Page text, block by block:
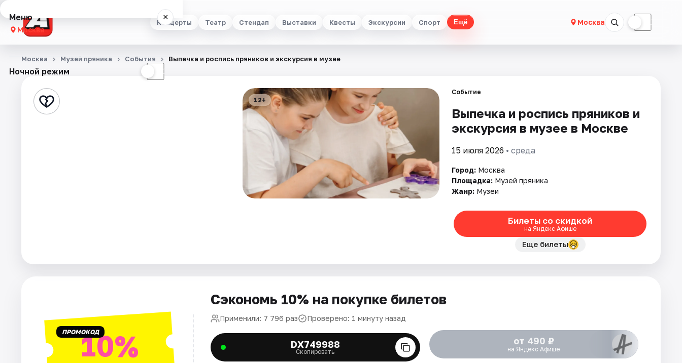
Концерты Театр Стендап Выставки Квесты Экскурсии Спорт Ещё Москва ☾
Меню ×
Москва
Концерты
Стендап
Рейтинги
Ночной режим ☾
Москва Музей пряника События Выпечка и роспись пряников и экскурсия в музее
12+
Событие
Выпечка и роспись пряников и
экскурсия в музее в Москве
15 июля 2026 • среда
Город: Москва
Площадка: Музей пряника
Жанр: Музеи
Билеты со скидкой
на Яндекс Афише
Еще билеты
ПРОМОКОД10%
Сэкономь 10% на покупке билетов
Применили: 7 796 раз Проверено: 1 минуту назад
DX749988
Скопировать
от 490 ₽
на Яндекс Афише